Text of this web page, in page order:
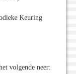
Keuring
volgende neer: